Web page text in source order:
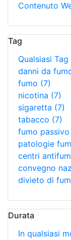
Contenuto
Tag
Qualsiasi Tag
danni da
fumo (7)
nicotina (7)
sigaretta (7)
tabacco (7)
fumo passivo
patologie
centri
convegno
divieto di
Durata
In qualsiasi